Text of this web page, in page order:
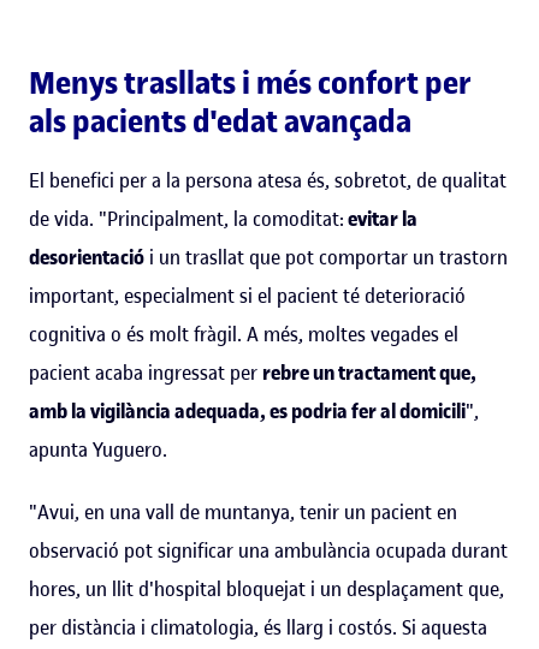
Menys trasllats i més confort per
als pacients d'edat avançada
El benefici per a la persona atesa és, sobretot, de qualitat
de vida. "Principalment, la comoditat:evitar la
desorientació i un trasllat que pot comportar un trastorn
important, especialment si el pacient té deterioració
cognitiva o és molt fràgil. A més, moltes vegades el
pacient acaba ingressat per rebre un tractament que,
amb la vigilància adequada, es podria fer al domicili",
apunta Yuguero.
"Avui, en una vall de muntanya, tenir un pacient en
observació pot significar una ambulància ocupada durant
hores, un llit d'hospital bloquejat i un desplaçament que,
per distància i climatologia, és llarg i costós. Si aquesta